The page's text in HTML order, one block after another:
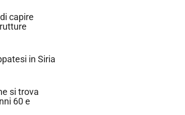
capire
in Siria
si trova
60 e